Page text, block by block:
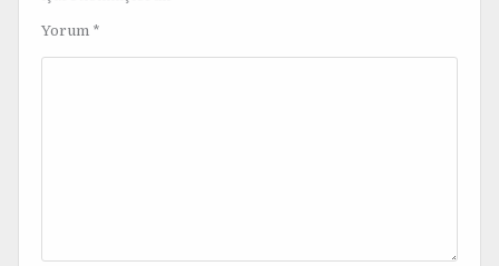
e
z
Yorum *